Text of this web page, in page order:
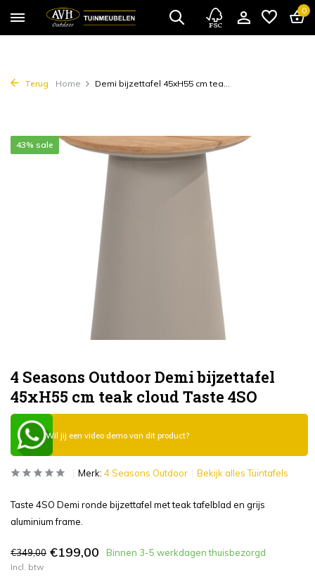
0
Terug Home Demi bijzettafel 45xH55 cm tea...
4 Seasons Outdoor Demi bijzettafel
45xH55 cm teak cloud Taste 4SO
43% sale
Wil jij een video demo van dit product?
Merk: 4 Seasons Outdoor Bekijk alles Tuintafels
Taste 4SO Demi ronde bijzettafel met teak tafelblad en grijs
aluminium frame.
€349,00 €199,00 Binnen 3-5 werkdagen thuisbezorgd
Incl. btw